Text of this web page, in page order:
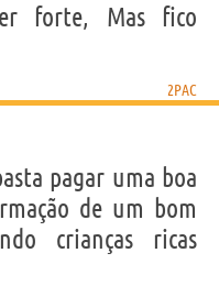
forte, Mas fico
2PAC
pagar uma boa
de um bom
crianças ricas